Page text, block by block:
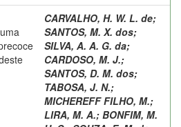
CARVALHO, H. W. L. de;
SANTOS, M. X. dos;
SILVA, A. A. G. da;
CARDOSO, M. J.;
SANTOS, D. M. dos;
TABOSA, J. N.;
MICHEREFF FILHO, M.;
LIRA, M. A.; BONFIM, M.